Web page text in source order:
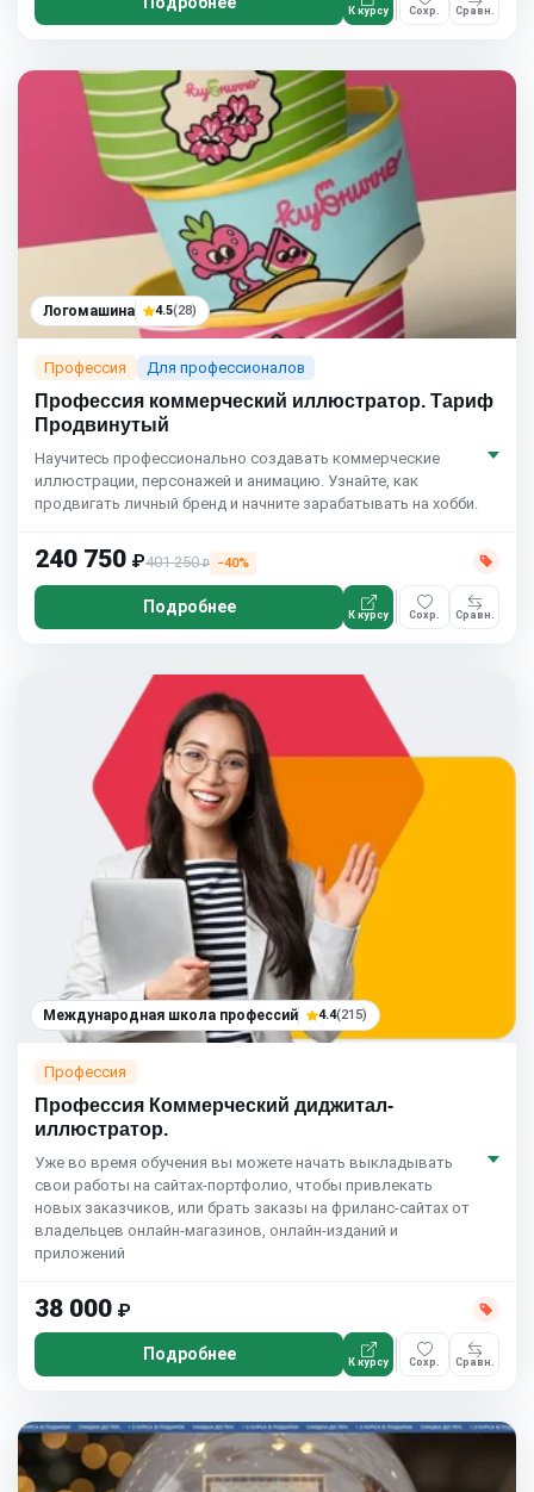
К курсу Сохр. Сравн.
Логомашина 4.5(28)
Профессия Для профессионалов
Профессия коммерческий иллюстратор. Тариф
Продвинутый
Научитесь профессионально создавать коммерческие
иллюстрации, персонажей и анимацию. Узнайте, как
продвигать личный бренд и начните зарабатывать на хобби.
240 750 ₽401 250₽ −40%
Подробнее К курсу Сохр. Сравн.
Международная школа профессий 4.4(215)
Профессия
Профессия Коммерческий диджитал-
иллюстратор.
Уже во время обучения вы можете начать выкладывать
свои работы на сайтах-портфолио, чтобы привлекать
новых заказчиков, или брать заказы на фриланс-сайтах от
владельцев онлайн-магазинов, онлайн-изданий и
приложений
38 000 ₽
Подробнее К курсу Сохр. Сравн.